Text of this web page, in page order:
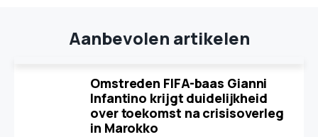
Aanbevolen artikelen
Omstreden FIFA-baas Gianni
Infantino krijgt duidelijkheid
over toekomst na crisisoverleg
in Marokko